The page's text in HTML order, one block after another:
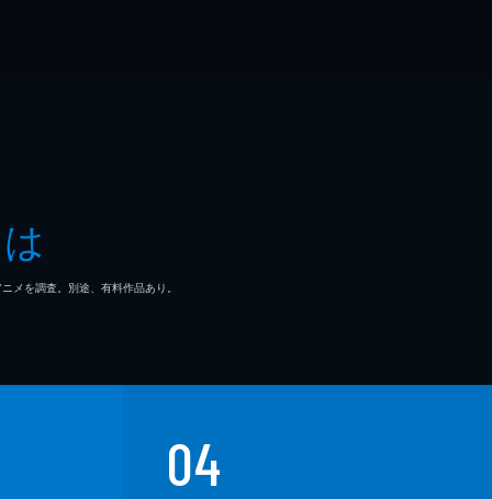
を調査。別途、有料作品あり。
04